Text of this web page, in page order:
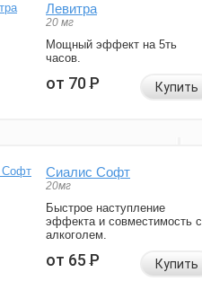
Левитра
20 мг
Мощный эффект на 5ть
часов.
от 70Р Купить
Сиалис Софт
20мг
Быстрое наступление
эффекта и совместимость с
алкоголем.
от 65Р Купить